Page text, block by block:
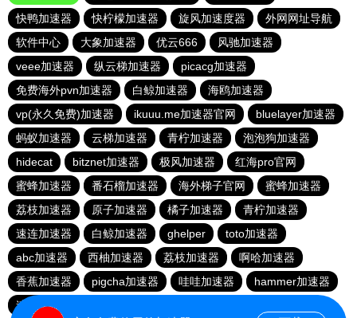
快鸭加速器
快柠檬加速器 旋风加速度器
外网网址导航
软件中心
大象加速器 优云666
风驰加速器
veee加速器
纵云梯加速器
picacg加速器
免费海外pvn加速器
白鲸加速器
海鸥加速器
vp(永久免费)加速器
ikuuu.me加速器官网
bluelayer加速器
蚂蚁加速器
云梯加速器 青柠加速器
泡泡狗加速器
hidecat
bitznet加速器 极风加速器
红海pro官网
蜜蜂加速器
番石榴加速器 海外梯子官网
蜜蜂加速器
荔枝加速器
原子加速器 橘子加速器
青柠加速器
速连加速器
白鲸加速器 ghelper
toto加速器
abc加速器
西柚加速器 荔枝加速器
啊哈加速器
香蕉加速器
pigcha加速器 哇哇加速器
hammer加速器
速连加速器